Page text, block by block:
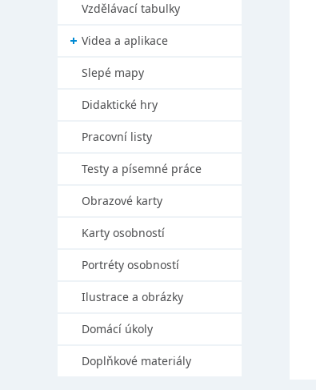
Vzdělávací tabulky
Videa a aplikace
Slepé mapy
Didaktické hry
Pracovní listy
Testy a písemné práce
Obrazové karty
Karty osobností
Portréty osobností
Ilustrace a obrázky
Domácí úkoly
Doplňkové materiály